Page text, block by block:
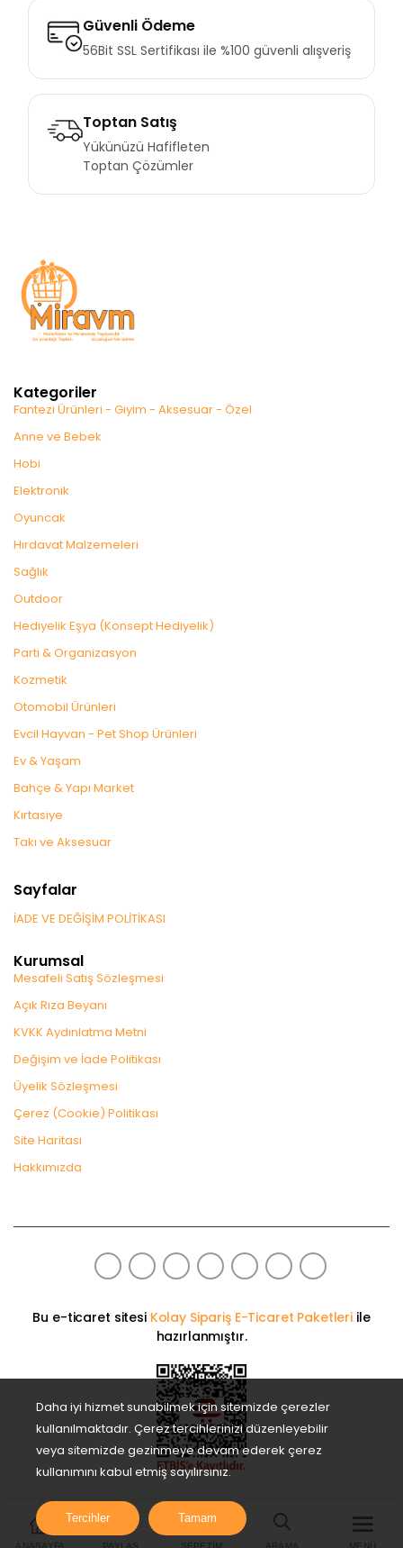
Güvenli Ödeme
56Bit SSL Sertifikası ile %100 güvenli alışveriş
Toptan Satış
Yükünüzü Hafifleten
Toptan Çözümler
Kategoriler
Fantezi Ürünleri - Giyim - Aksesuar - Özel
Anne ve Bebek
Hobi
Elektronik
Oyuncak
Hırdavat Malzemeleri
Sağlık
Outdoor
Hediyelik Eşya (Konsept Hediyelik)
Parti & Organizasyon
Kozmetik
Otomobil Ürünleri
Evcil Hayvan - Pet Shop Ürünleri
Ev & Yaşam
Bahçe & Yapı Market
Kırtasiye
Takı ve Aksesuar
Sayfalar
İADE VE DEĞİŞİM POLİTİKASI
Kurumsal
Mesafeli Satış Sözleşmesi
Açık Rıza Beyanı
KVKK Aydınlatma Metni
Değişim ve İade Politikası
Üyelik Sözleşmesi
Çerez (Cookie) Politikası
Site Haritası
Hakkımızda
Bu e-ticaret sitesi Kolay Sipariş E-Ticaret Paketleri ile
hazırlanmıştır.
ANASAYFA PAYLAŞ SEPETIM ARAMA MENÜ
Daha iyi hizmet sunabilmek için sitemizde çerezler
kullanılmaktadır. Çerez tercihlerinizi düzenleyebilir
veya sitemizde gezinmeye devam ederek çerez
kullanımını kabul etmiş sayılırsınız.
Tercihler Tamam